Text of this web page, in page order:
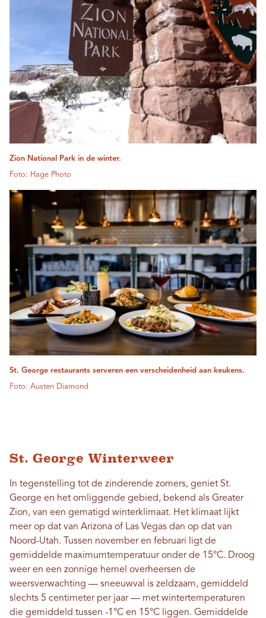
Zion National Park in de winter.
Foto: Hage Photo
St. George restaurants serveren een verscheidenheid aan keukens.
Foto: Austen Diamond
St. George Winterweer
In tegenstelling tot de zinderende zomers, geniet St.
George en het omliggende gebied, bekend als Greater
Zion, van een gematigd winterklimaat. Het klimaat lijkt
meer op dat van Arizona of Las Vegas dan op dat van
Noord-Utah. Tussen november en februari ligt de
gemiddelde maximumtemperatuur onder de 15°C. Droog
weer en een zonnige hemel overheersen de
weersverwachting — sneeuwval is zeldzaam, gemiddeld
slechts 5 centimeter per jaar — met wintertemperaturen
die gemiddeld tussen -1°C en 15°C liggen. Gemiddelde